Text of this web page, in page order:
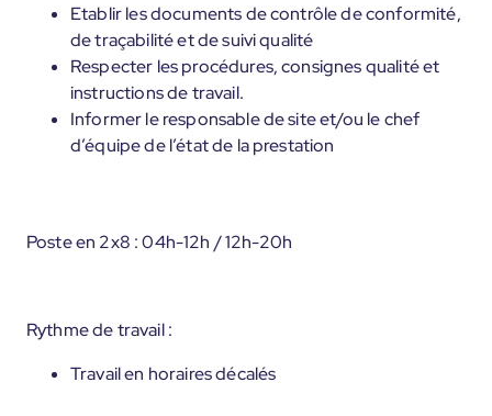
Etablir les documents de contrôle de conformité,
de traçabilité et de suivi qualité
Respecter les procédures, consignes qualité et
instructions de travail.
Informer le responsable de site et/ou le chef
d’équipe de l’état de la prestation
Poste en 2x8 : 04h-12h / 12h-20h
Rythme de travail :
Travail en horaires décalés